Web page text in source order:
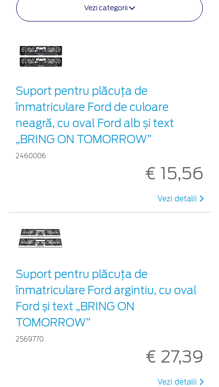
Vezi categorii
Suport pentru plăcuța de
înmatriculare Ford de culoare
neagră, cu oval Ford alb și text
„BRING ON TOMORROW”
2460006
€ 15,56
Vezi detalii
Suport pentru plăcuța de
înmatriculare Ford argintiu, cu oval
Ford și text „BRING ON
TOMORROW”
2569770
€ 27,39
Vezi detalii